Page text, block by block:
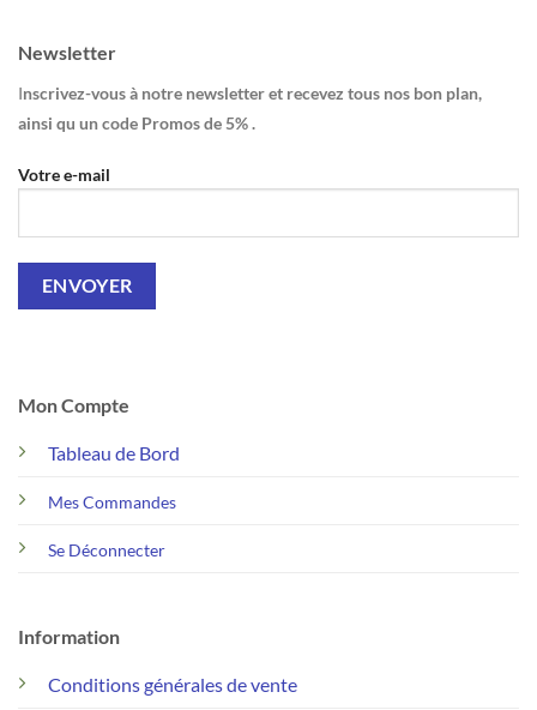
Mon Compte
Tableau de Bord
Mes Commandes
Se Déconnecter
Information
Conditions générales de vente
Newsletter
Inscrivez-vous à notre newsletter et recevez tous nos bon plan,
ainsi qu un code Promos de 5% .
Votre e-mail